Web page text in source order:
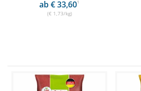
ab € 33,601
(€ 1,73/kg)